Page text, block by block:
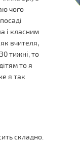
чого
і класним
вчителя,
тижні, то
то я
я так
складно.